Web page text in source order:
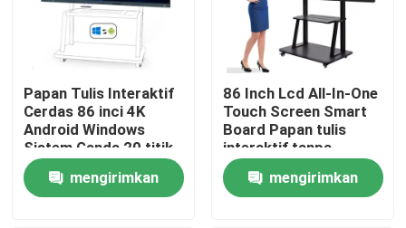
Rumah
Produk
Video
Papan Tulis Interaktif
Cerdas 86 inci 4K
Android Windows
Sistem Ganda 20 titik
Sentuh Pengeras
Suara mengirimkan
86 Inch Lcd All-In-One
Touch Screen Smart
Board Papan tulis
interaktif tanpa
proyektor
mengirimkan